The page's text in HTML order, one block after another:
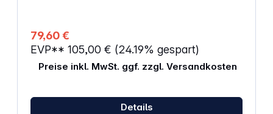
D700 OC-LE, Epson SureLab SL-D700, Epson
SureLab SL-D3000 SR, Epson SureLab SL-D3000
DR
79,60 €
EVP** 105,00 € (24.19% gespart)
Preise inkl. MwSt. ggf. zzgl. Versandkosten
Details